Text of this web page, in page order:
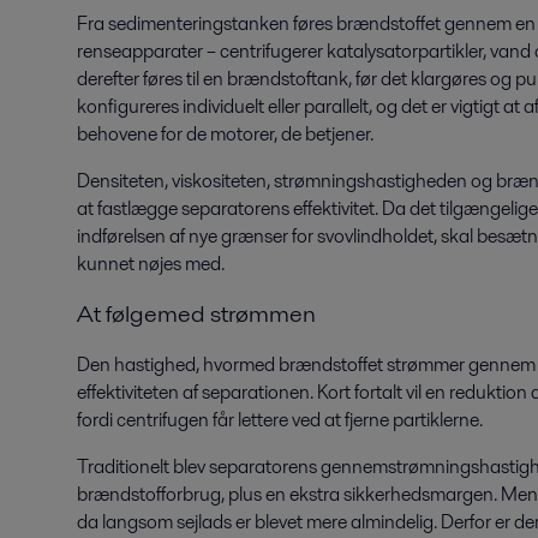
Fra sedimenteringstanken føres brændstoffet gennem
renseapparater – centrifugerer katalysatorpartikler,
derefter føres til en brændstoftank, før det klargøres og
konfigureres individuelt eller parallelt, og det er vigtigt at
behovene for de motorer, de betjener.
Densiteten, viskositeten, strømningshastigheden og
at fastlægge separatorens effektivitet. Da det
indførelsen af nye grænser for svovlindholdet, skal
kunnet nøjes med.
At følgemed strømmen
Den hastighed, hvormed brændstoffet strømmer
effektiviteten af separationen. Kort fortalt vil en
fordi centrifugen får lettere ved at fjerne partiklerne.
Traditionelt blev separatorens
brændstofforbrug, plus en ekstra sikkerhedsmargen.
da langsom sejlads er blevet mere almindelig. Derfor er